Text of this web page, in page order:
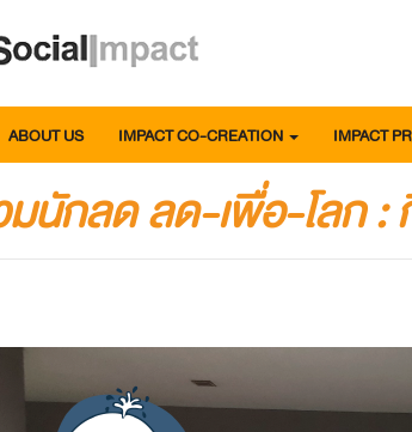
ABOUT US IMPACT CO-CREATION IMPACT
มนักลด ลด-เพื่อ-โลก :